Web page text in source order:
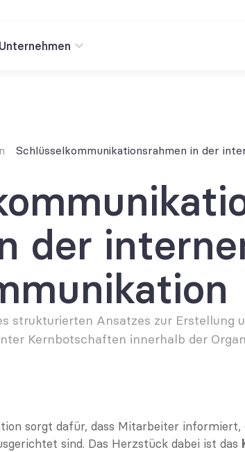
Unternehmen
Schlüsselkommunikationsrahmen in der
der
strukturierten Ansatzes zur Erstellung
Kernbotschaften innerhalb der
sorgt dafür, dass Mitarbeiter informiert,
sind. Das Herzstück dabei ist das